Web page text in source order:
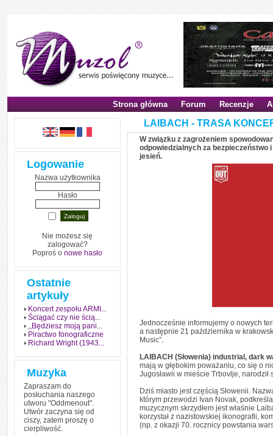
Strona główna Forum Recenzje
Logowanie
Nazwa użytkownika
Hasło
Nie możesz się
zalogować?
Poproś o nowe hasło
Ostatnie
artykuły
Koncert zespołu ARMI...
Ściągać czy nie ścią...
,,Będziesz moją pani...
Piractwo fonograficzne
Richard Wright (1943...
Muzyka
Zapraszam do
posłuchania naszego
utworu "Oddmenout".
Utwór zaczyna się od
ciszy, zatem proszę o
cierpliwość.
Jak stworzyć fenomen
LAIBACH - TRASA
W związku z zagrożeniem
odpowiedzialnych za bezpieczeństwo
jesień.
Jednocześnie informujemy o nowych
a następnie 21 października w
Music”.
LAIBACH (Słowenia) industrial, dark
mają w głębokim poważaniu, co się o
Jugosławii w mieście Trbovlje, narodził
Dziś miasto jest częścią Słowenii.
którym przewodzi Ivan Novak,
muzycznym skrzydłem jest właśnie
korzystał z nazistowskiej ikonografii,
(np. z okazji 70. rocznicy powstania